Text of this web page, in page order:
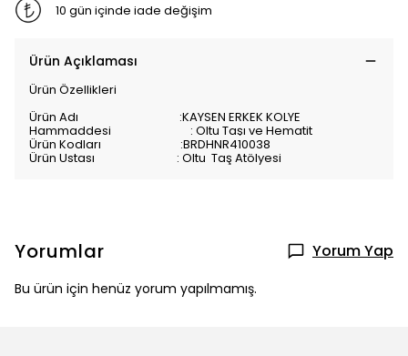
10 gün içinde iade değişim
Ürün Açıklaması
Ürün Özellikleri
Ürün Adı :KAYSEN ERKEK KOLYE
Hammaddesi : Oltu Taşı ve Hematit
Ürün Kodları :BRDHNR410038
Ürün Ustası : Oltu Taş Atölyesi
Yorumlar Yorum Yap
Bu ürün için henüz yorum yapılmamış.